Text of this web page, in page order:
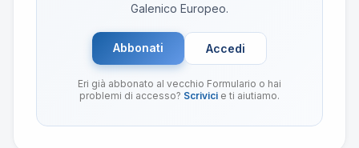
Galenico Europeo.
Abbonati Accedi
Eri già abbonato al vecchio Formulario o hai
problemi di accesso? Scrivici e ti aiutiamo.